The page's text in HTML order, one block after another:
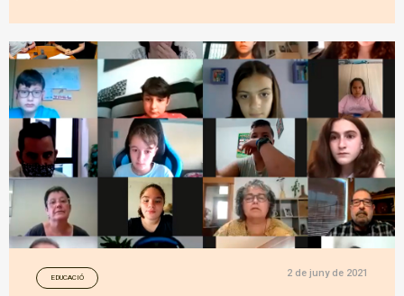
EDUCACIÓ 2 de juny de 2021